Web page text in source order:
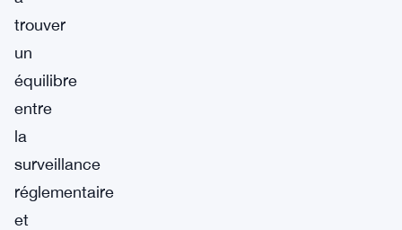
trouver
un
équilibre
entre
la
surveillance
réglementaire
et